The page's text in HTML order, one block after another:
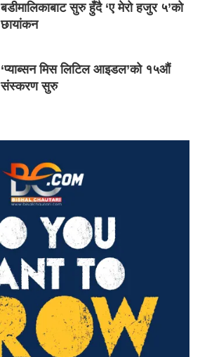
बडीमालिकाबाट सुरु हुँदै ‘ए मेरो हजुर ५’को
छायांकन
‘प्याब्सन मिस लिटिल आइडल’को १५औं
संस्करण सुरु